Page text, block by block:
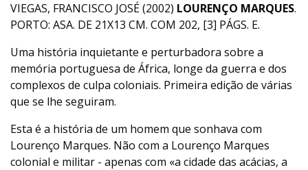
VIEGAS, FRANCISCO JOSÉ (2002) LOURENÇO MARQUES.
PORTO: ASA. DE 21X13 CM. COM 202, [3] PÁGS. E.
Uma história inquietante e perturbadora sobre a
memória portuguesa de África, longe da guerra e dos
complexos de culpa coloniais. Primeira edição de várias
que se lhe seguiram.
Esta é a história de um homem que sonhava com
Lourenço Marques. Não com a Lourenço Marques
colonial e militar - apenas com «a cidade das acácias, a